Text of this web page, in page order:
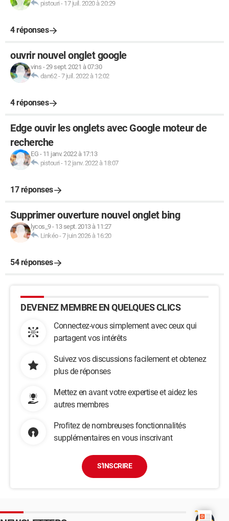
pistouri - 17 juil. 2020 à 20:29
4 réponses
ouvrir nouvel onglet google
vins -29 sept. 2021 à 07:30
dan62-7 juil. 2022 à 12:02
4 réponses
Edge ouvir les onglets avec Google moteur de
recherche
EG - 11 janv. 2022 à 17:13
pistouri - 12 janv. 2022 à 18:07
17 réponses
Supprimer ouverture nouvel onglet bing
lycos_9- 13 sept. 2013 à 11:27
Linkéo-7 juin 2026 à 16:20
54 réponses
DEVENEZ MEMBRE EN QUELQUES CLICS
Connectez-vous simplement avec ceux qui
partagent vos intérêts
Suivez vos discussions facilement et obtenez
plus de réponses
Mettez en avant votre expertise et aidez les
autres membres
Profitez de nombreuses fonctionnalités
supplémentaires en vous inscrivant
S'INSCRIRE